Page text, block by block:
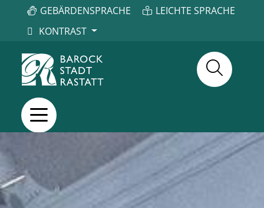
GEBÄRDENSPRACHE
LEICHTE SPRACHE
KONTRAST